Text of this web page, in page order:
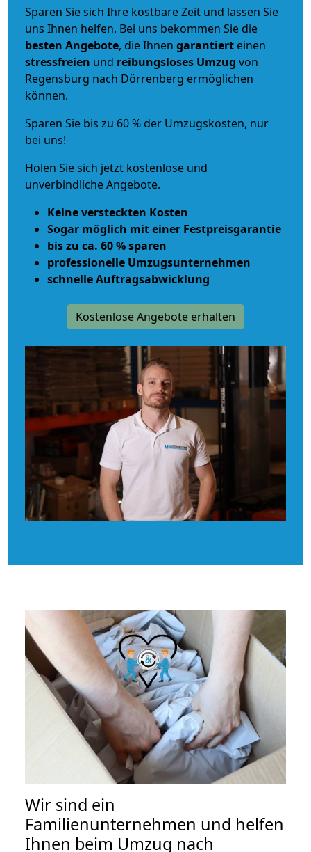
Sparen Sie sich Ihre kostbare Zeit und lassen Sie
uns Ihnen helfen. Bei uns bekommen Sie die
besten Angebote, die Ihnen garantiert einen
stressfreien und reibungsloses Umzug von
Regensburg nach Dörrenberg ermöglichen
können.
Sparen Sie bis zu 60 % der Umzugskosten, nur
bei uns!
Holen Sie sich jetzt kostenlose und
unverbindliche Angebote.
Keine versteckten Kosten
Sogar möglich mit einer Festpreisgarantie
bis zu ca. 60 % sparen
professionelle Umzugsunternehmen
schnelle Auftragsabwicklung
Kostenlose Angebote erhalten
Wir sind ein
Familienunternehmen und helfen
Ihnen beim Umzug nach